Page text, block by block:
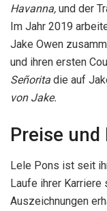
Havanna, und der
Im Jahr 2019
Jake Owen
und ihren ersten
Señorita die auf
von Jake.
Preise und
Lele Pons ist seit
Laufe ihrer Karriere
Auszeichnungen